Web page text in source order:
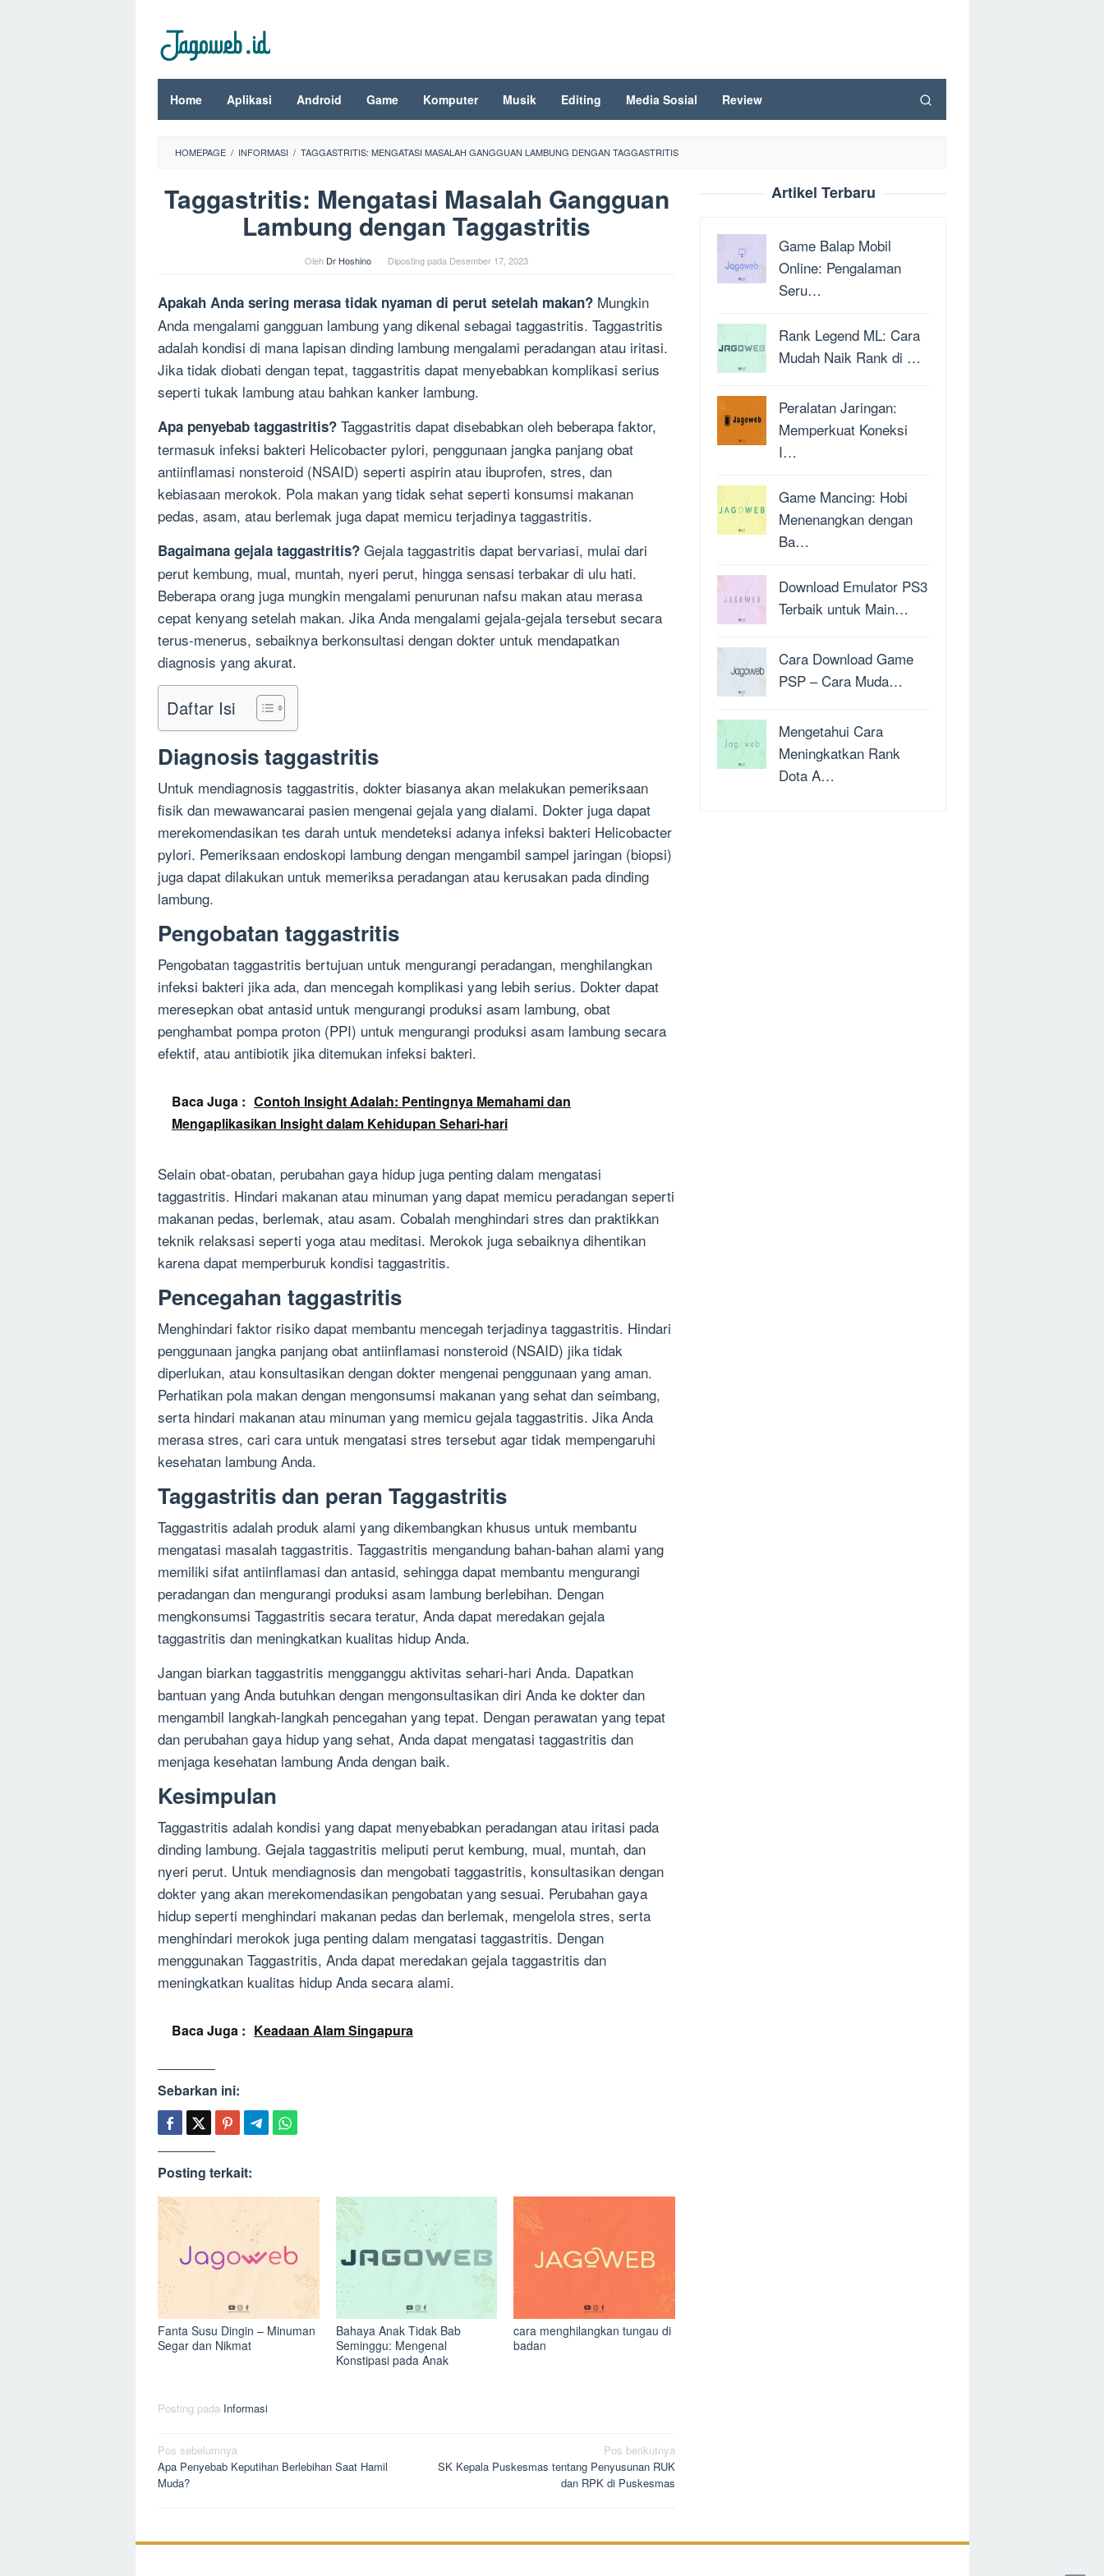
konten
Home Aplikasi Android Game Komputer Musik Editing Media Sosial Review
HOMEPAGE / INFORMASI / TAGGASTRITIS: MENGATASI MASALAH GANGGUAN LAMBUNG DENGAN TAGGASTRITIS
Taggastritis: Mengatasi Masalah Gangguan
Lambung dengan Taggastritis
Oleh Dr Hoshino Diposting pada Desember 17, 2023
Apakah Anda sering merasa tidak nyaman di perut setelah makan? Mungkin
Anda mengalami gangguan lambung yang dikenal sebagai taggastritis. Taggastritis
adalah kondisi di mana lapisan dinding lambung mengalami peradangan atau iritasi.
Jika tidak diobati dengan tepat, taggastritis dapat menyebabkan komplikasi serius
seperti tukak lambung atau bahkan kanker lambung.
Apa penyebab taggastritis? Taggastritis dapat disebabkan oleh beberapa faktor,
termasuk infeksi bakteri Helicobacter pylori, penggunaan jangka panjang obat
antiinflamasi nonsteroid (NSAID) seperti aspirin atau ibuprofen, stres, dan
kebiasaan merokok. Pola makan yang tidak sehat seperti konsumsi makanan
pedas, asam, atau berlemak juga dapat memicu terjadinya taggastritis.
Bagaimana gejala taggastritis? Gejala taggastritis dapat bervariasi, mulai dari
perut kembung, mual, muntah, nyeri perut, hingga sensasi terbakar di ulu hati.
Beberapa orang juga mungkin mengalami penurunan nafsu makan atau merasa
cepat kenyang setelah makan. Jika Anda mengalami gejala-gejala tersebut secara
terus-menerus, sebaiknya berkonsultasi dengan dokter untuk mendapatkan
diagnosis yang akurat.
Daftar Isi
Diagnosis taggastritis
Untuk mendiagnosis taggastritis, dokter biasanya akan melakukan pemeriksaan
fisik dan mewawancarai pasien mengenai gejala yang dialami. Dokter juga dapat
merekomendasikan tes darah untuk mendeteksi adanya infeksi bakteri Helicobacter
pylori. Pemeriksaan endoskopi lambung dengan mengambil sampel jaringan (biopsi)
juga dapat dilakukan untuk memeriksa peradangan atau kerusakan pada dinding
lambung.
Pengobatan taggastritis
Pengobatan taggastritis bertujuan untuk mengurangi peradangan, menghilangkan
infeksi bakteri jika ada, dan mencegah komplikasi yang lebih serius. Dokter dapat
meresepkan obat antasid untuk mengurangi produksi asam lambung, obat
penghambat pompa proton (PPI) untuk mengurangi produksi asam lambung secara
efektif, atau antibiotik jika ditemukan infeksi bakteri.
Baca Juga : Contoh Insight Adalah: Pentingnya Memahami dan
Mengaplikasikan Insight dalam Kehidupan Sehari-hari
Selain obat-obatan, perubahan gaya hidup juga penting dalam mengatasi
taggastritis. Hindari makanan atau minuman yang dapat memicu peradangan seperti
makanan pedas, berlemak, atau asam. Cobalah menghindari stres dan praktikkan
teknik relaksasi seperti yoga atau meditasi. Merokok juga sebaiknya dihentikan
karena dapat memperburuk kondisi taggastritis.
Pencegahan taggastritis
Menghindari faktor risiko dapat membantu mencegah terjadinya taggastritis. Hindari
penggunaan jangka panjang obat antiinflamasi nonsteroid (NSAID) jika tidak
diperlukan, atau konsultasikan dengan dokter mengenai penggunaan yang aman.
Perhatikan pola makan dengan mengonsumsi makanan yang sehat dan seimbang,
serta hindari makanan atau minuman yang memicu gejala taggastritis. Jika Anda
merasa stres, cari cara untuk mengatasi stres tersebut agar tidak mempengaruhi
kesehatan lambung Anda.
Taggastritis dan peran Taggastritis
Taggastritis adalah produk alami yang dikembangkan khusus untuk membantu
mengatasi masalah taggastritis. Taggastritis mengandung bahan-bahan alami yang
memiliki sifat antiinflamasi dan antasid, sehingga dapat membantu mengurangi
peradangan dan mengurangi produksi asam lambung berlebihan. Dengan
mengkonsumsi Taggastritis secara teratur, Anda dapat meredakan gejala
taggastritis dan meningkatkan kualitas hidup Anda.
Jangan biarkan taggastritis mengganggu aktivitas sehari-hari Anda. Dapatkan
bantuan yang Anda butuhkan dengan mengonsultasikan diri Anda ke dokter dan
mengambil langkah-langkah pencegahan yang tepat. Dengan perawatan yang tepat
dan perubahan gaya hidup yang sehat, Anda dapat mengatasi taggastritis dan
menjaga kesehatan lambung Anda dengan baik.
Kesimpulan
Taggastritis adalah kondisi yang dapat menyebabkan peradangan atau iritasi pada
dinding lambung. Gejala taggastritis meliputi perut kembung, mual, muntah, dan
nyeri perut. Untuk mendiagnosis dan mengobati taggastritis, konsultasikan dengan
dokter yang akan merekomendasikan pengobatan yang sesuai. Perubahan gaya
hidup seperti menghindari makanan pedas dan berlemak, mengelola stres, serta
menghindari merokok juga penting dalam mengatasi taggastritis. Dengan
menggunakan Taggastritis, Anda dapat meredakan gejala taggastritis dan
meningkatkan kualitas hidup Anda secara alami.
Baca Juga : Keadaan Alam Singapura
Sebarkan ini:
Posting terkait:
Fanta Susu Dingin – Minuman
Segar dan Nikmat
Bahaya Anak Tidak Bab
Seminggu: Mengenal
Konstipasi pada Anak
cara menghilangkan tungau di
badan
Posting pada Informasi
Navigasi
pos
Pos sebelumnya
Apa Penyebab Keputihan Berlebihan Saat Hamil
Muda?
Pos berikutnya
SK Kepala Puskesmas tentang Penyusunan RUK
dan RPK di Puskesmas
Artikel Terbaru
Game Balap Mobil
Online: Pengalaman
Seru…
Rank Legend ML: Cara
Mudah Naik Rank di …
Peralatan Jaringan:
Memperkuat Koneksi
I…
Game Mancing: Hobi
Menenangkan dengan
Ba…
Download Emulator PS3
Terbaik untuk Main…
Cara Download Game
PSP – Cara Muda…
Mengetahui Cara
Meningkatkan Rank
Dota A…